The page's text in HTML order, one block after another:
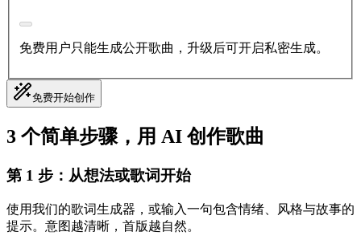
免费用户只能生成公开歌曲，升级后可开启私密生成。
免费开始创作
3 个简单步骤，用 AI 创作歌曲
第 1 步：从想法或歌词开始
使用我们的歌词生成器，或输入一句包含情绪、风格与故事的
提示。意图越清晰，首版越自然。